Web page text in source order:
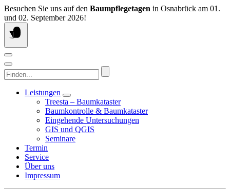
Springen
Sie
zum
Inhalt
Besuchen Sie uns auf den Baumpflegetagen in Osnabrück am 01.
und 02. September 2026!
Finden...
Leistungen
Treesta – Baumkataster
Baumkontrolle & Baumkataster
Eingehende Untersuchungen
GIS und QGIS
Seminare
Termin
Service
Über uns
Impressum